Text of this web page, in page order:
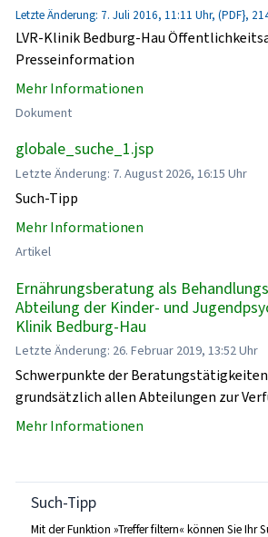
Letzte Änderung: 7. Juli 2016, 11:11 Uhr, (PDF},
LVR-Klinik Bedburg-Hau
Presseinformation
Mehr Informationen
Dokument
globale_suche_1.jsp
Letzte Änderung: 7. August 2026, 16:15 Uhr
Such-Tipp
Mehr Informationen
Artikel
Ernährungsberatung als
Abteilung der Kinder- und
Klinik Bedburg-Hau
Letzte Änderung: 26. Februar 2019, 13:52 Uhr
Schwerpunkte der
grundsätzlich allen Abteilungen zur
Mehr Informationen
Such-Tipp
Mit der Funktion »Treffer filtern« können Sie Ihr